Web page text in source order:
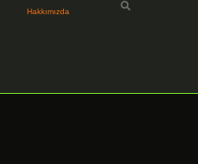
Hakkımızda